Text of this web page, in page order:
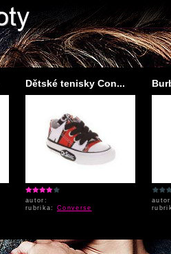
Dětské tenisky Con...
autor:
rubrika: Converse